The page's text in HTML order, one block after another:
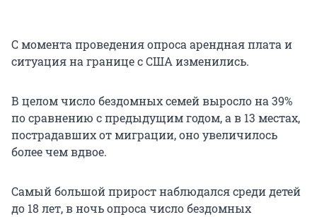
С момента проведения опроса арендная плата и
ситуация на границе с США изменились.
В целом число бездомных семей выросло на 39%
по сравнению с предыдущим годом, а в 13 местах,
пострадавших от миграции, оно увеличилось
более чем вдвое.
Самый большой прирост наблюдался среди детей
до 18 лет, в ночь опроса число бездомных